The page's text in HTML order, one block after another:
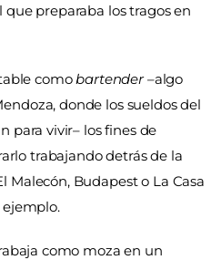
preparaba los tragos en
comobartender–algo
donde los sueldos del
para vivir– los fines de
trabajando detrás de la
Malecón, Budapest o La Casa
ejemplo.
como moza en un